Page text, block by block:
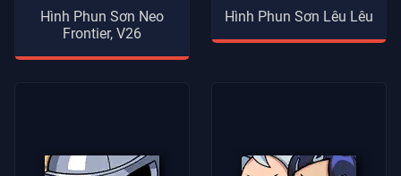
Hình Phun Sơn Neo
Frontier, V26
Hình Phun Sơn Lêu Lêu